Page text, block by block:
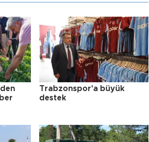
Trabzonspor'a büyük
destek